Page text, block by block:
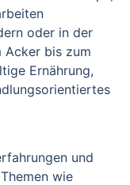
oder in der
Acker bis zum
Ernährung,
und
wie